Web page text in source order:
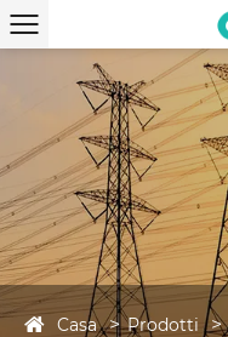
Casa Prodotti